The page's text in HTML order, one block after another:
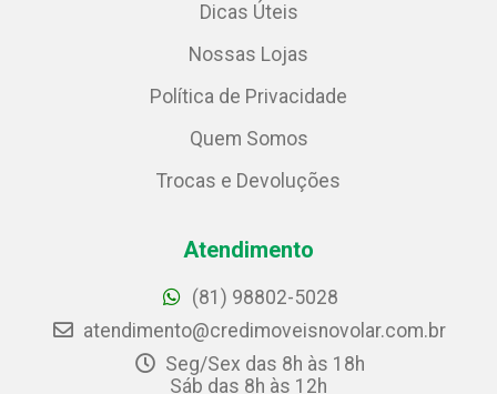
Dicas Úteis
Nossas Lojas
Política de Privacidade
Quem Somos
Trocas e Devoluções
Atendimento
(81) 98802-5028
atendimento@credimoveisnovolar.com.br
Seg/Sex das 8h às 18h
Sáb das 8h às 12h